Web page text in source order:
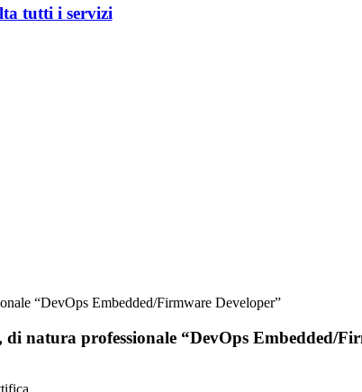
tutti i servizi
“DevOps Embedded/Firmware Developer”
natura professionale “DevOps Embedded/